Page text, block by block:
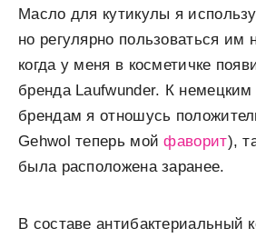
Масло для кутикулы я
но регулярно пользоваться им
когда у меня в косметичке
бренда Laufwunder. К
брендам я отношусь
Gehwol теперь мойфаворит),
была расположена заранее.
В составе антибактериальный